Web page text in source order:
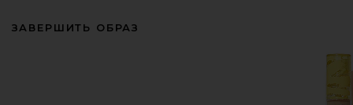
ЗАВЕРШИТЬ ОБРАЗ